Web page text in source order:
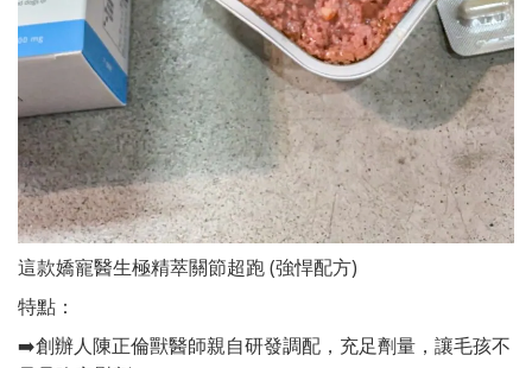
這款嬌寵醫生極精萃關節超跑 (強悍配方)
特點：
➡️創辦人陳正倫獸醫師親自研發調配，充足劑量，讓毛孩不